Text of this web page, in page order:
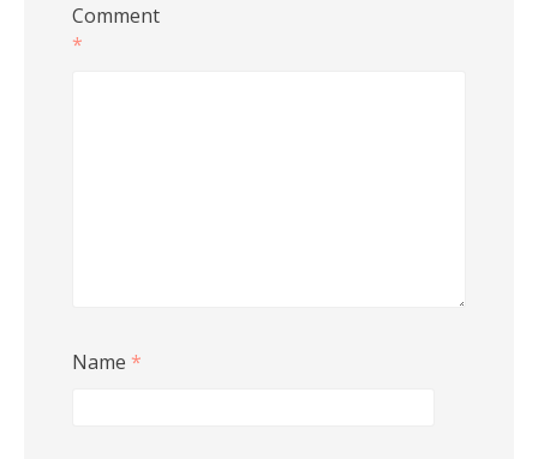
Comment
*
Name *